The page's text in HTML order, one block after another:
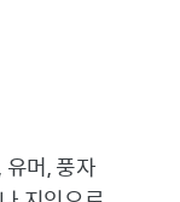
머, 풍자